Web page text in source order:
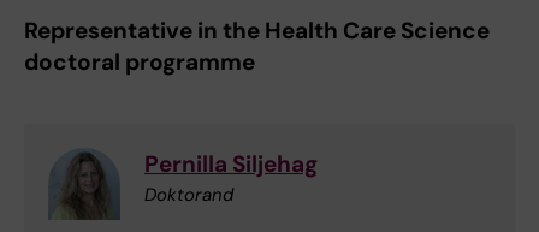
Representative in the Health Care Science
doctoral programme
Pernilla Siljehag
Doktorand